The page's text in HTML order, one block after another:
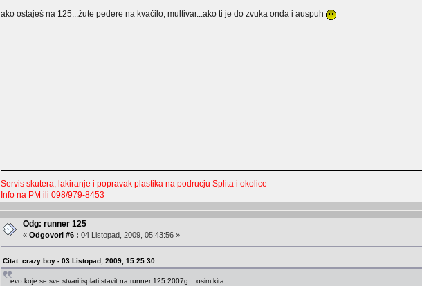
ako ostaješ na 125...žute pedere na kvačilo, multivar...ako ti je do zvuka onda i auspuh
Servis skutera, lakiranje i popravak plastika na podrucju Splita i okolice
Info na PM ili 098/979-8453
Odg: runner 125
«Odgovori #6 : 04 Listopad, 2009, 05:43:56 »
Citat: crazy boy - 03 Listopad, 2009, 15:25:30
evo koje se sve stvari isplati stavit na runner 125 2007g... osim kita